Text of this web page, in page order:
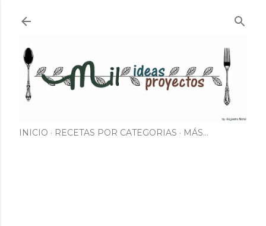
INICIO RECETAS POR CATEGORIAS MÁS…